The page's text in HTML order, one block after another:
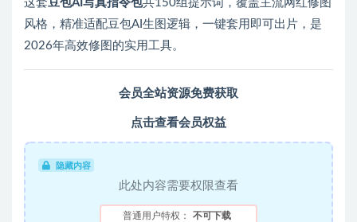
这套豆包AI写真指令包共150组提示词，覆盖主流网红修图
风格，精准适配豆包AI生图逻辑，一键套用即可出片，是
2026年高效修图的实用工具。
会员全站资源免费获取
点击查看会员权益
隐藏内容
此处内容需要权限查看
普通用户特权： 不可下载